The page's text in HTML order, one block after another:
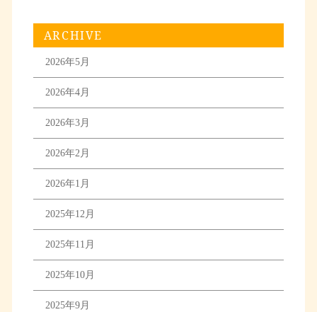
ARCHIVE
2026年5月
2026年4月
2026年3月
2026年2月
2026年1月
2025年12月
2025年11月
2025年10月
2025年9月